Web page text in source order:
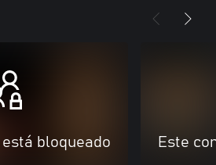
bloqueado Este